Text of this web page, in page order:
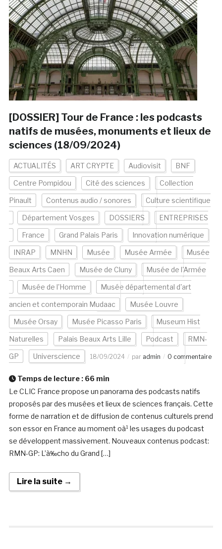
[DOSSIER] Tour de France : les podcasts
natifs de musées, monuments et lieux de
sciences (18/09/2024)
ACTUALITÉS ART CRYPTE Audiovisit BNF
Centre Pompidou Cité des sciences Collection
Pinault Contenus audio / sonores Culture scientifique
Département Vosges DOSSIERS ENTREPRISES
France Grand Palais Paris Innovation numérique
INRAP MNHN Musée Musée Armée Musée
Beaux Arts Caen Musée de Cluny Musée de l'Armée
Musée de l'Homme Musée départemental d'art
ancien et contemporain Mudaac Musée Louvre
Musée Orsay Musée Picasso Paris Museum Hist
Naturelles Palais Beaux Arts Lille Podcast RMN-
GP Universcience 18/09/2024 par admin 0 commentaire
Temps de lecture : 66 min
Le CLIC France propose un panorama des podcasts natifs
proposés par des musées et lieux de sciences français. Cette
forme de narration et de diffusion de contenus culturels prend
son essor en France au moment oà¹ les usages du podcast
se développent massivement. Nouveaux contenus podcast:
RMN-GP: L’à‰cho du Grand […]
Lire la suite →